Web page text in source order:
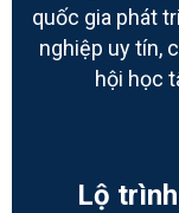
quốc gia phát
nghiệp uy tín,
hội học
Lộ